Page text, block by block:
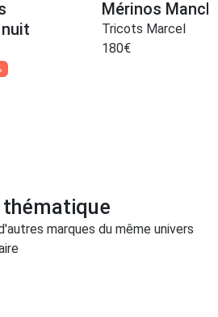
Mérinos
Tricots Marcel
180€
thématique
marques du même univers